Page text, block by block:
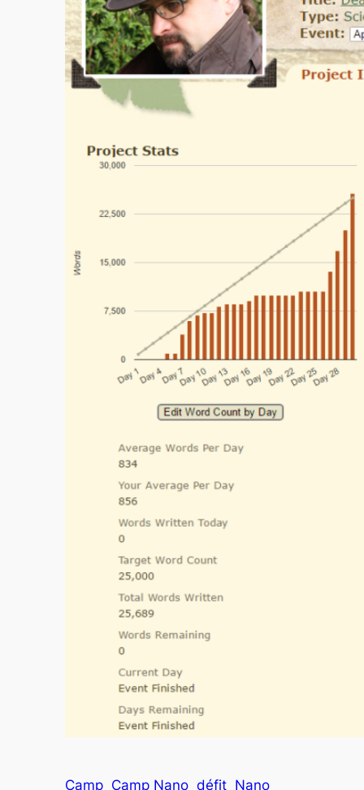
Camp Camp Nano défit Nano